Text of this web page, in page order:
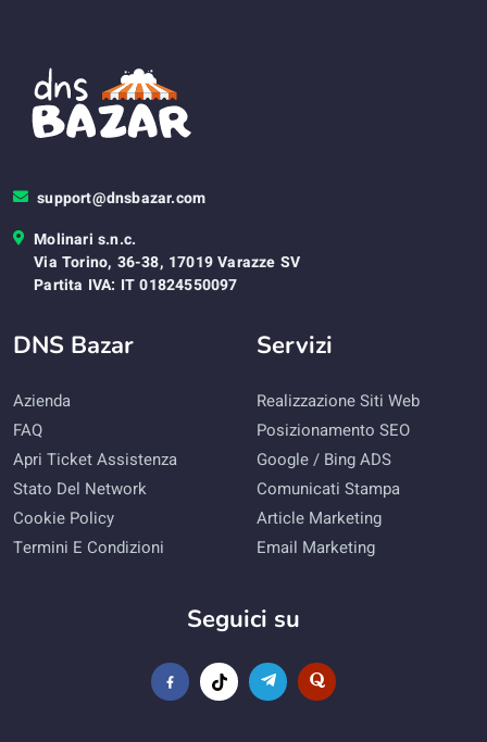
support@dnsbazar.com
Molinari s.n.c.
Via Torino, 36-38, 17019 Varazze SV
Partita IVA: IT 01824550097
DNS Bazar
Azienda
FAQ
Apri Ticket Assistenza
Stato Del Network
Cookie Policy
Termini E Condizioni
Servizi
Realizzazione Siti Web
Posizionamento SEO
Google / Bing ADS
Comunicati Stampa
Article Marketing
Email Marketing
Seguici su